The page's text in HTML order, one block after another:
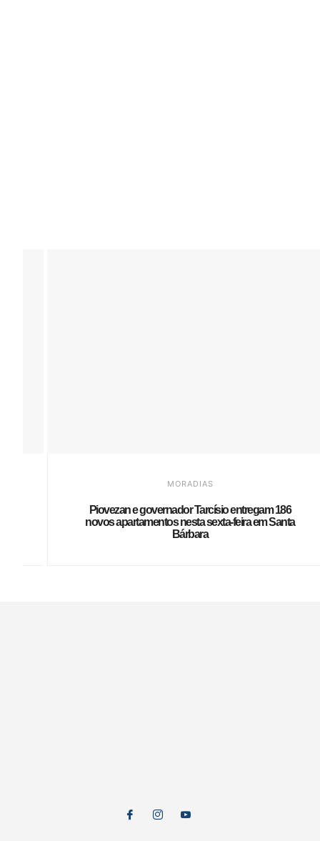
MORADIAS
Piovezan e governador Tarcísio entregam 186
novos apartamentos nesta sexta-feira em Santa
Bárbara